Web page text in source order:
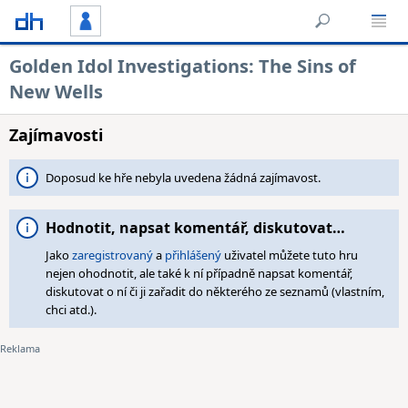
Golden Idol Investigations: The Sins of
New Wells
Zajímavosti
Doposud ke hře nebyla uvedena žádná zajímavost.
Hodnotit, napsat komentář, diskutovat…
Jakozaregistrovanýa přihlášený uživatel můžete tuto hru
nejen ohodnotit, ale také k ní případně napsat komentář,
diskutovat o ní či ji zařadit do některého ze seznamů (vlastním,
chci atd.).